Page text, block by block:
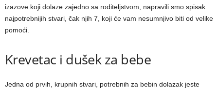
izazove koji dolaze zajedno sa roditeljstvom, napravili smo spisak
najpotrebnijih stvari, čak njih 7, koji će vam nesumnjivo biti od velike
pomoći.
Krevetac i dušek za bebe
Jedna od prvih, krupnih stvari, potrebnih za bebin dolazak jeste